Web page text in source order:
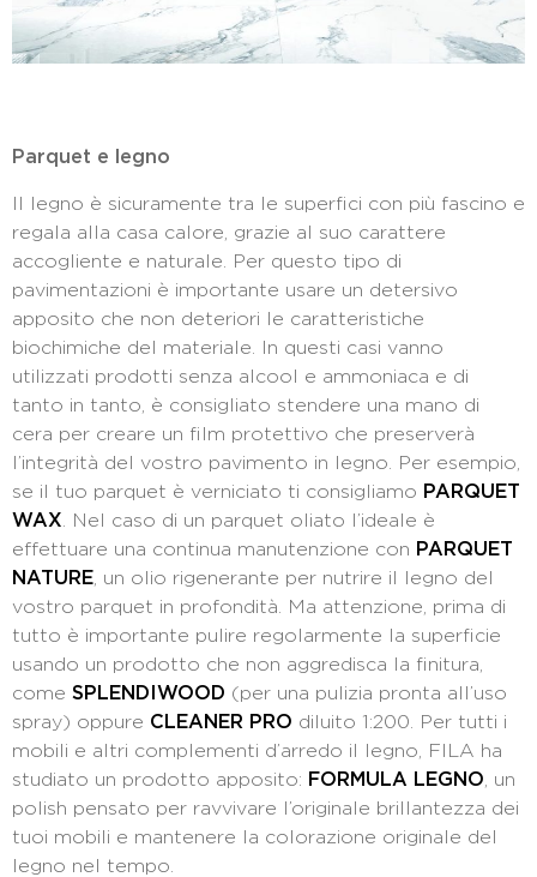
Parquet e legno
Il legno è sicuramente tra le superfici con più fascino e
regala alla casa calore, grazie al suo carattere
accogliente e naturale. Per questo tipo di
pavimentazioni è importante usare un detersivo
apposito che non deteriori le caratteristiche
biochimiche del materiale. In questi casi vanno
utilizzati prodotti senza alcool e ammoniaca e di
tanto in tanto, è consigliato stendere una mano di
cera per creare un film protettivo che preserverà
l’integrità del vostro pavimento in legno. Per esempio,
se il tuo parquet è verniciato ti consigliamo PARQUET
WAX . Nel caso di un parquet oliato l’ideale è
effettuare una continua manutenzione con PARQUET
NATURE , un olio rigenerante per nutrire il legno del
vostro parquet in profondità. Ma attenzione, prima di
tutto è importante pulire regolarmente la superficie
usando un prodotto che non aggredisca la finitura,
come SPLENDIWOOD (per una pulizia pronta all’uso
spray) oppure CLEANER PRO diluito 1:200. Per tutti i
mobili e altri complementi d’arredo il legno, FILA ha
studiato un prodotto apposito: FORMULA LEGNO , un
polish pensato per ravvivare l’originale brillantezza dei
tuoi mobili e mantenere la colorazione originale del
legno nel tempo.